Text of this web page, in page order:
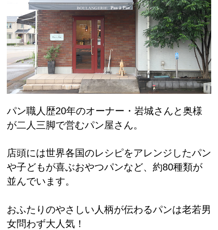
パン職人歴20年のオーナー・岩城さんと奥様
が二人三脚で営むパン屋さん。
店頭には世界各国のレシピをアレンジしたパン
や子どもが喜ぶおやつパンなど、約80種類が
並んでいます。
おふたりのやさしい人柄が伝わるパンは老若男
女問わず大人気！